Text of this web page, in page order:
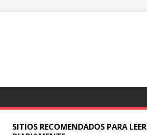
SITIOS RECOMENDADOS PARA LEER